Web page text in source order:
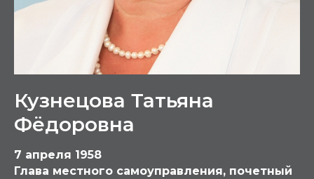
Кузнецова Татьяна
Фёдоровна
7 апреля 1958
Глава местного самоуправления, почетный